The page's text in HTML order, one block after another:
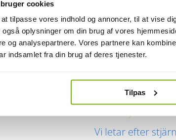
cookies
tilpasse vores indhold og annoncer, til at vise
oplysninger om din brug af vores
og analysepartnere. Vores partnere kan
indsamlet fra din brug af deres tjenester.
Tilpas
Kundrecensioner
Vi letar efter